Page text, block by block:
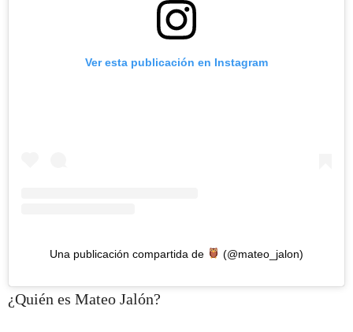
Ver esta publicación en Instagram
Una publicación compartida de (@mateo_jalon)
¿Quién es Mateo Jalón?